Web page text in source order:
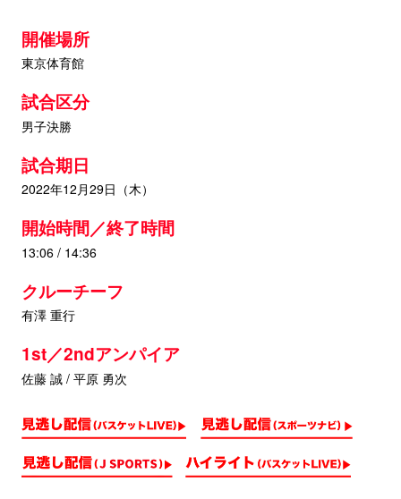
開催場所
東京体育館
試合区分
男子決勝
試合期日
2022年12月29日（木）
開始時間／終了時間
13:06 / 14:36
クルーチーフ
有澤 重行
1st／2ndアンパイア
佐藤 誠 / 平原 勇次